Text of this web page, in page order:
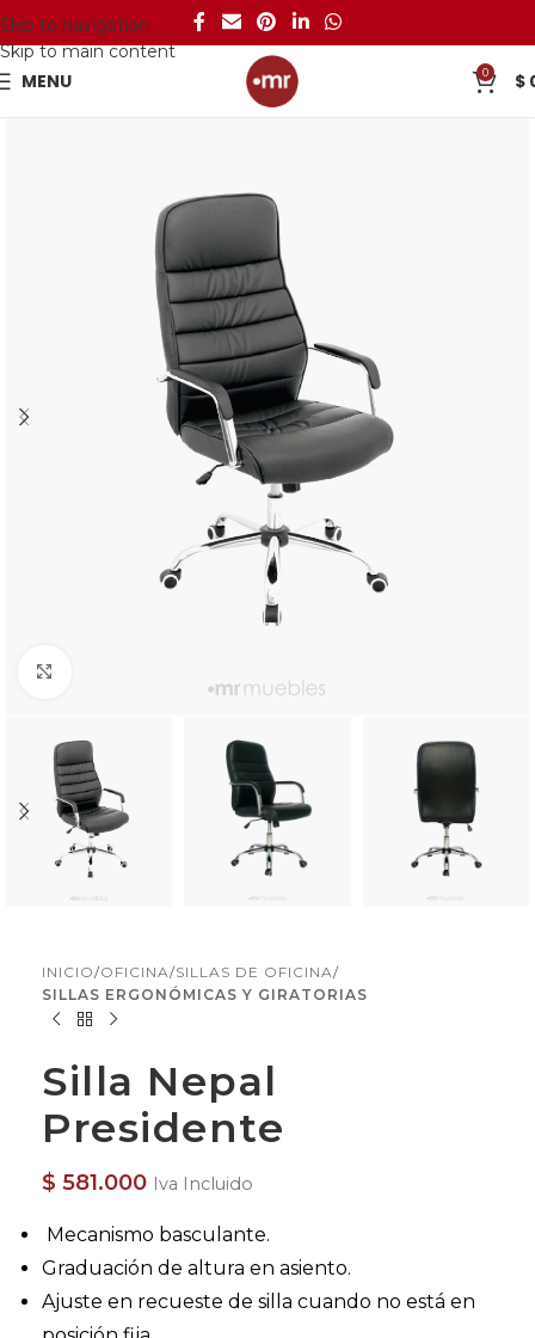
Skip to navigation
Skip to main content
MENU 0 $
INICIO OFICINA SILLAS DE OFICINA
SILLAS ERGONÓMICAS Y GIRATORIAS
Silla Nepal
Presidente
$ 581.000 Iva Incluido
Mecanismo basculante.
Graduación de altura en asiento.
Ajuste en recueste de silla cuando no está en